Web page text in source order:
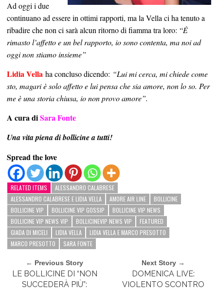
Ad oggi i due
continuano ad essere in ottimi rapporti, ma la Vella ci ha tenuto a
ribadire che non ci sarà alcun ritorno di fiamma tra loro: “È
rimasto l’affetto e un bel rapporto, io sono contenta, ma noi ad
oggi non stiamo insieme”
Lidia Vella ha concluso dicendo: “Lui mi cerca, mi chiede come
sto, magari è solo affetto e lui pensa che sia amore, non lo so. Per
me è una storia chiusa, io non provo amore”.
A cura diSara Fonte
Una vita piena di bollicine a tutti!
Spread the love
RELATED ITEMS
ALESSANDRO CALABRESE
ALESSANDRO CALABRESE E LIDIA VELLA
AMORE AIR LINE
BOLLICINE
BOLLICINE VIP
BOLLICINE VIP GOSSIP
BOLLICINE VIP NEWS
BOLLICINE VIP NEWS VIP
BOLLICINEVIP NEWS VIP
FEATURED
GIADA DI MICELI
LIDIA VELLA
LIDIA VELLA E MARCO PRESOTTO
MARCO PRESOTTO
SARA FONTE
← Previous Story
LE BOLLICINE DI “NON
SUCCEDERÀ PIÙ”:
Next Story →
DOMENICA LIVE:
VIOLENTO SCONTRO